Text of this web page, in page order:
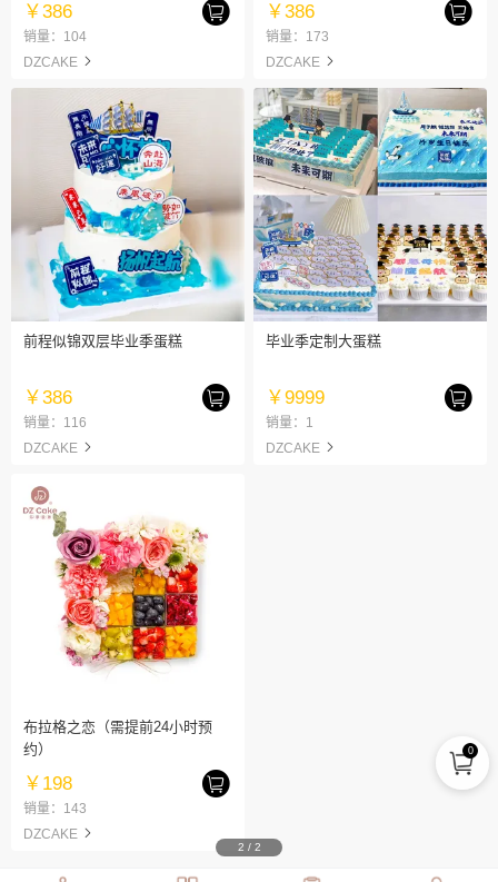
￥386
销量：104
DZCAKE
￥386
销量：173
DZCAKE
前程似锦双层毕业季蛋糕
￥386
销量：116
DZCAKE
毕业季定制大蛋糕
￥9999
销量：1
DZCAKE
布拉格之恋（需提前24小时预
约）
￥198
销量：143
DZCAKE
2 / 2
0